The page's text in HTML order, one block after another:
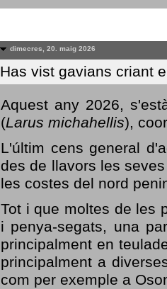
dimecres, 20. maig 2026
Has vist gavians criant
Aquest any 2026,
(Larus michahellis),
L'últim cens general
des de llavors les
les costes del nord
Tot i que moltes de les
i penya-segats, una
principalment en
principalment a
com per exemple a